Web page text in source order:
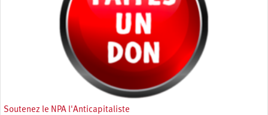
Soutenez le NPA l'Anticapitaliste